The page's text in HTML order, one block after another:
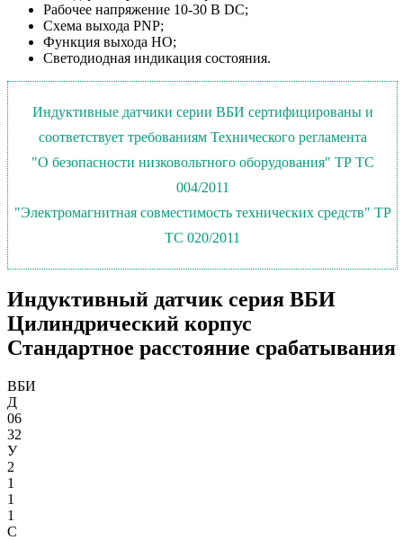
Рабочее напряжение 10-30 В DC;
Схема выхода PNP;
Функция выхода НО;
Светодиодная индикация состояния.
Индуктивные датчики серии ВБИ сертифицированы и
соответствует требованиям Технического регламента
"О безопасности низковольтного оборудования" ТР ТС
004/2011
"Электромагнитная совместимость технических средств" ТР
ТС 020/2011
Индуктивный датчик серия ВБИ
Цилиндрический корпус
Стандартное расстояние срабатывания
ВБИ
Д
06
32
У
2
1
1
1
С